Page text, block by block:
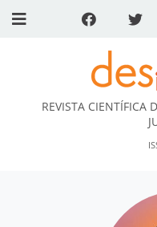
REVISTA CIENTÍFICA